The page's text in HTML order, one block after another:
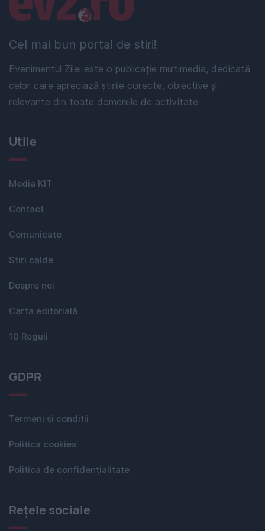
Cel mai bun portal de stiri!
Evenimentul Zilei este o publicație multimedia, dedicată
celor care apreciază știrile corecte, obiective și
relevante din toate domeniile de activitate
Utile
Media KIT
Contact
Comunicate
Stiri calde
Despre noi
Carta editorială
10 Reguli
GDPR
Termeni si conditii
Politica cookies
Politica de confidențialitate
Rețele sociale